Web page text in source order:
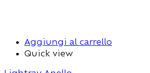
Aggiungi al carrello
Quick view